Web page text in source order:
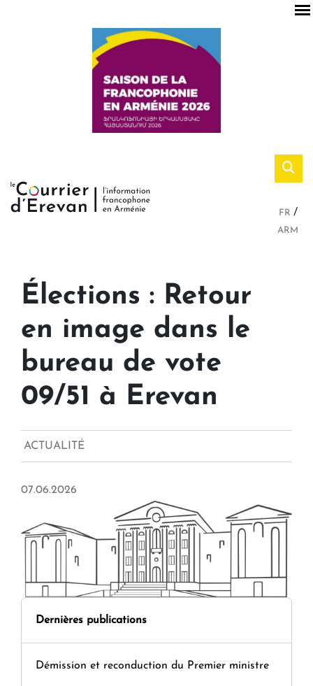
FR
ARM
Élections : Retour
en image dans le
bureau de vote
09/51 à Erevan
ACTUALITÉ
07.06.2026
Dernières publications
Démission et reconduction du Premier ministre